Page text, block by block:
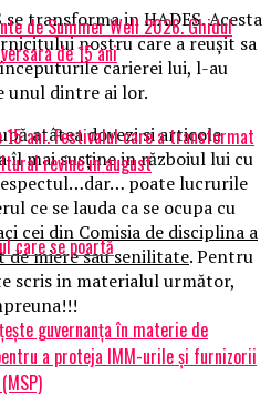
se transforma in HADES. Acesta
nostru care a reușit sa
carierei lui, l-au
unul dintre ai lor.
atâtea dovezi si articole
îl mai susține in războiul lui cu
poate lucrurile
ce se lauda ca se ocupa cu
cei din Comisia de disciplina a
miere sau senilitate. Pentru
scris in materialul următor,
de Summer Well 2026. Ghidul
de 15 ani
15 ani. Festivalul care a transformat
revine in august
care se poartă
guvernanța în materie de
a proteja IMM-urile și furnizorii